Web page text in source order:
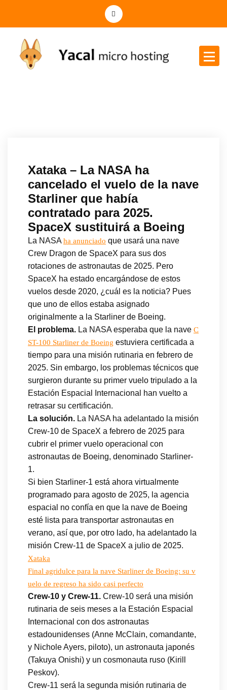
Xataka – La NASA ha
cancelado el vuelo de la nave
Starliner que había
contratado para 2025.
SpaceX sustituirá a Boeing
La NASAha anunciado que usará una nave
Crew Dragon de SpaceX para sus dos
rotaciones de astronautas de 2025. Pero
SpaceX ha estado encargándose de estos
vuelos desde 2020, ¿cuál es la noticia? Pues
que uno de ellos estaba asignado
originalmente a la Starliner de Boeing.
El problema. La NASA esperaba que la nave C
ST-100 Starliner de Boeing estuviera certificada a
tiempo para una misión rutinaria en febrero de
2025. Sin embargo, los problemas técnicos que
surgieron durante su primer vuelo tripulado a la
Estación Espacial Internacional han vuelto a
retrasar su certificación.
La solución. La NASA ha adelantado la misión
Crew-10 de SpaceX a febrero de 2025 para
cubrir el primer vuelo operacional con
astronautas de Boeing, denominado Starliner-
1.
Si bien Starliner-1 está ahora virtualmente
programado para agosto de 2025, la agencia
espacial no confía en que la nave de Boeing
esté lista para transportar astronautas en
verano, así que, por otro lado, ha adelantado la
misión Crew-11 de SpaceX a julio de 2025.
Xataka
Final agridulce para la nave Starliner de Boeing: su v
uelo de regreso ha sido casi perfecto
Crew-10 y Crew-11. Crew-10 será una misión
rutinaria de seis meses a la Estación Espacial
Internacional con dos astronautas
estadounidenses (Anne McClain, comandante,
y Nichole Ayers, piloto), un astronauta japonés
(Takuya Onishi) y un cosmonauta ruso (Kirill
Peskov).
Crew-11 será la segunda misión rutinaria de